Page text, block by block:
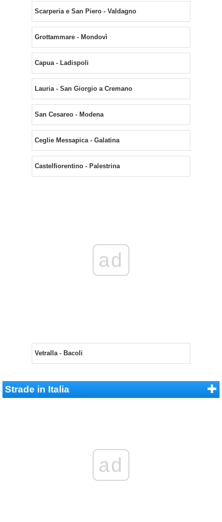
Scarperia e San Piero - Valdagno
Grottammare - Mondovì
Capua - Ladispoli
Lauria - San Giorgio a Cremano
San Cesareo - Modena
Ceglie Messapica - Galatina
Castelfiorentino - Palestrina
ad
Vetralla - Bacoli
Strade in Italia
ad